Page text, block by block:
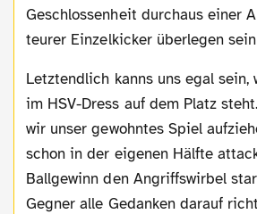
Geschlossenheit durchaus einer
teurer Einzelkicker überlegen
Letztendlich kanns uns egal sein, wer da Samstag
im HSV-Dress auf dem Platz
wir unser gewohntes Spiel
schon in der eigenen Hälfte
Ballgewinn den Angriffswirbel
Gegner alle Gedanken darauf